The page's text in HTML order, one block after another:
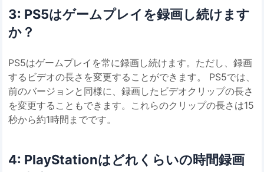
3: PS5はゲームプレイを録画し続けます
か？
PS5はゲームプレイを常に録画し続けます。ただし、録画
するビデオの長さを変更することができます。 PS5では、
前のバージョンと同様に、録画したビデオクリップの長さ
を変更することもできます。これらのクリップの長さは15
秒から約1時間までです。
4: PlayStationはどれくらいの時間録画